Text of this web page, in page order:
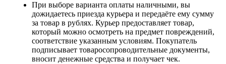
При выборе варианта оплаты наличными, вы
дожидаетесь приезда курьера и передаёте ему сумму
за товар в рублях. Курьер предоставляет товар,
который можно осмотреть на предмет повреждений,
соответствие указанным условиям. Покупатель
подписывает товаросопроводительные документы,
вносит денежные средства и получает чек.